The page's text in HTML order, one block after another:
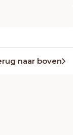
naar boven